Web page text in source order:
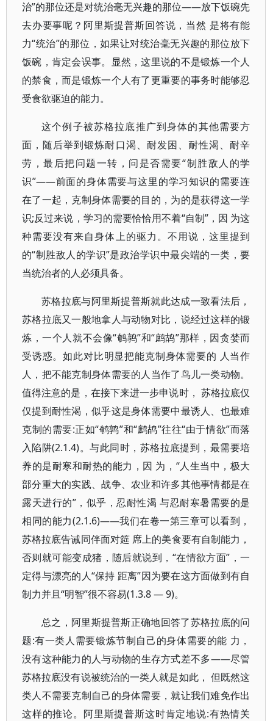
治”的那位还是对统治毫无兴趣的那位——放下饭碗先
去办要事呢？阿里斯提普斯回答说，当然 是将有能
力“统治”的那位，如果让对统治毫无兴趣的那位放下
饭碗，肯定会误事。显然，这里说的不是锻炼一个人
的禁食，而是锻炼一个人有了更重要的事务时能够忍
受食欲驱迫的能力。
这个例子被苏格拉底推广到身体的其他需要方
面，随后举到锻炼耐口渴、耐发困、耐性渴、耐辛
劳，最后把问题一转，问是否需要“制胜敌人的学
识”——前面的身体需要与这里的学习知识的需要连
在了一起，克制身体需要的目的，为的是获得这一学
识;反过来说，学习的需要恰恰用不着“自制”，因 为这
种需要没有来自身体上的驱力。不用说，这里提到
的“制胜敌人的学识”是政治学识中最尖端的一类，要
当统治者的人必须具备。
苏格拉底与阿里斯提普斯就此达成一致看法后，
苏格拉底又一般地拿人与动物对比，说经过这样的锻
炼，一个人就不会像“鹌鹑”和“鹧鸪”那样，因贪婪而
受诱惑。如此对比明显把能克制身体需要的 人当作
人，把不能克制身体需要的人当作了鸟儿一类动物。
值得注意的是，在接下来进一步申说时， 苏格拉底仅
仅提到耐性渴，似乎这是身体需要中最诱人、也最难
克制的需要:正如“鹌鹑”和“鹧鸪”往往“由于情欲”而落
入陷阱(2.1.4)。与此同时，苏格拉底提到，最需要培
养的是耐寒和耐热的能力，因 为，“人生当中，极大
部分重大的实践、战争、农业和许多其他事情都是在
露天进行的”，似乎，忍耐性渴 与忍耐寒暑需要的是
相同的能力(2.1.6)——我们在卷一第三章可以看到，
苏格拉底告诫同伴面对筵 席上的美食要有自制能力，
否则就可能变成猪，随后就说到，“在情欲方面”，一
定得与漂亮的人“保持 距离”因为要在这方面做到有自
制力并且“明智”很不容易(1.3.8 — 9)。
总之，阿里斯提普斯正确地回答了苏格拉底的问
题:有一类人需要锻炼节制自己的身体需要的能 力，
没有这种能力的人与动物的生存方式差不多——尽管
苏格拉底没有说被统治的一类人就是如此， 但既然这
类人不需要克制自己的身体需要，就让我们难免作出
这样的推论。阿里斯提普斯这时肯定地说:有热情关